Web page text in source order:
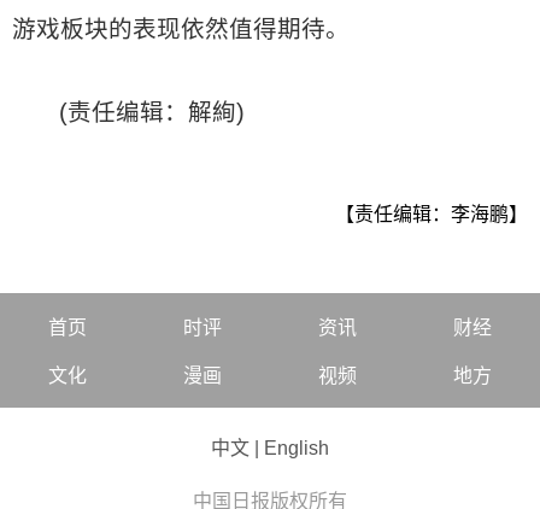
游戏板块的表现依然值得期待。
(责任编辑：解絢)
【责任编辑：李海鹏】
首页 时评 资讯 财经
文化 漫画 视频 地方
中文 English
中国日报版权所有